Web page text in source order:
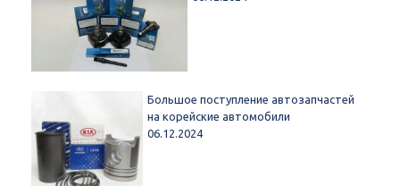
Большое поступление автозапчастей
на корейские автомобили
06.12.2024